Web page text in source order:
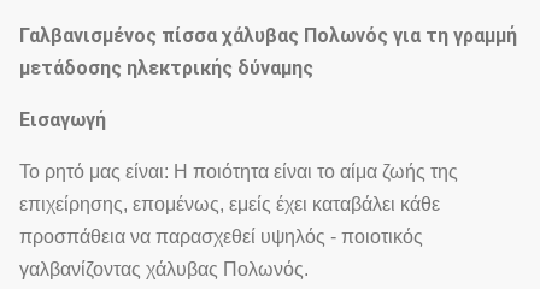
Γαλβανισμένος πίσσα χάλυβας Πολωνός για τη γραμμή
μετάδοσης ηλεκτρικής δύναμης
Εισαγωγή
Το ρητό μας είναι: Η ποιότητα είναι το αίμα ζωής της
επιχείρησης, επομένως, εμείς έχει καταβάλει κάθε
προσπάθεια να παρασχεθεί υψηλός - ποιοτικός
γαλβανίζοντας χάλυβας Πολωνός.